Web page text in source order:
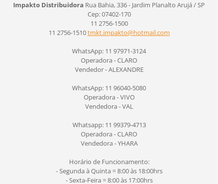
Impakto Distribuidora Rua Bahia, 336 - Jardim Planalto Arujá / SP
Cep: 07402-170
11 2756-1500
11 2756-1510tmkt.impakto@hotmail.com
WhatsApp: 11 97971-3124
Operadora - CLARO
Vendedor - ALEXANDRE
WhatsApp: 11 96040-5080
Operadora - VIVO
Vendedora - VAL
Whatsapp: 11 99379-4713
Operadora - CLARO
Vendedora - YHARA
Horário de Funcionamento:
- Segunda à Quinta = 8:00 às 18:00hrs
- Sexta-Feira = 8:00 às 17:00hrs